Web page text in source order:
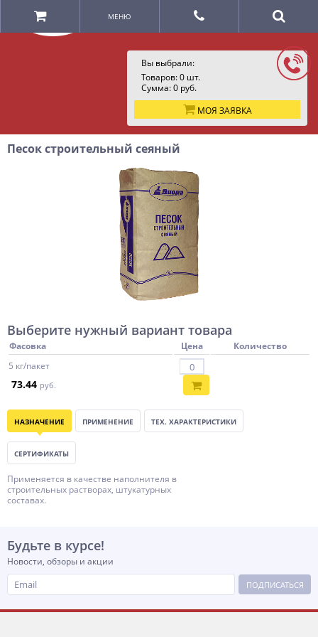
Вы выбрали:
Товаров:0 шт.
Сумма:0 руб.
МОЯ ЗАЯВКА
МЕНЮ
Песок строительный сеяный
Выберите нужный вариант товара
Фасовка Цена
Количество
5 кг/пакет
73.44 руб.
НАЗНАЧЕНИЕ ПРИМЕНЕНИЕ ТЕХ. ХАРАКТЕРИСТИКИ
СЕРТИФИКАТЫ
Применяется в качестве наполнителя в
строительных растворах, штукатурных
составах.
Будьте в курсе!
Новости, обзоры и акции
ПОДПИСАТЬСЯ